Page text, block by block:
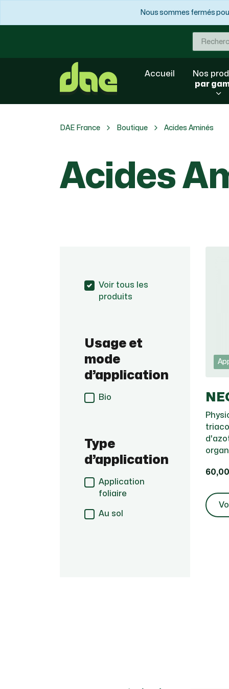
Nous sommes fermés
Accueil
Nos
par
DAE France Boutique Acides Aminés
Acides
Voir tous les
produits
Usage et
mode
d’application
Bio
Type
d’application
Application
foliaire
Au sol